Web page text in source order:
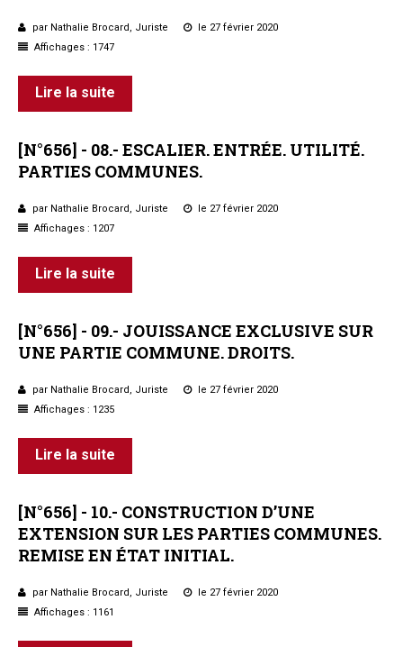
Questions/réponses
Études juridiques
Copro. en difficulté
Formez-vous !
par Nathalie Brocard, Juriste
le 27 février 2020
Affichages : 1747
Lire la suite
[N°656] - 08.- ESCALIER.ENTRÉE. UTILITÉ.
PARTIES COMMUNES.
par Nathalie Brocard, Juriste
le 27 février 2020
Affichages : 1207
Lire la suite
[N°656] - 09.- JOUISSANCE EXCLUSIVE SUR
UNE PARTIE COMMUNE.DROITS.
par Nathalie Brocard, Juriste
le 27 février 2020
Affichages : 1235
Lire la suite
[N°656] - 10.- CONSTRUCTION D’UNE
EXTENSION SUR LES PARTIES COMMUNES.
REMISE EN ÉTAT INITIAL.
par Nathalie Brocard, Juriste
le 27 février 2020
Affichages : 1161